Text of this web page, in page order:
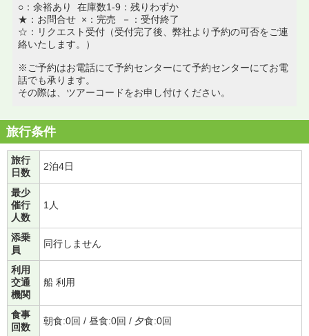
○：余裕あり 在庫数1-9：残りわずか
★：お問合せ ×：完売 －：受付終了
☆：リクエスト受付（受付完了後、弊社より予約の可否をご連
絡いたします。）
※ご予約はお電話にて予約センターにて予約センターにてお電
話でも承ります。
その際は、ツアーコードをお申し付けください。
旅行条件
旅行
日数
2泊4日
最少
催行
人数
1人
添乗
員
同行しません
利用
交通
機関
船 利用
食事
回数
朝食:0回 / 昼食:0回 / 夕食:0回